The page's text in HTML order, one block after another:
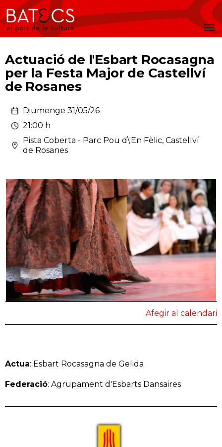
Batecs
Afegir al calendari
Actuació de l'Esbart Rocasagna
per la Festa Major de Castellví
de Rosanes
Diumenge 31/05/26
21:00 h
Pista Coberta - Parc Pou d\'En Fèlic, Castellví
de Rosanes
Actua: Esbart Rocasagna de Gelida
Federació: Agrupament d'Esbarts Dansaires